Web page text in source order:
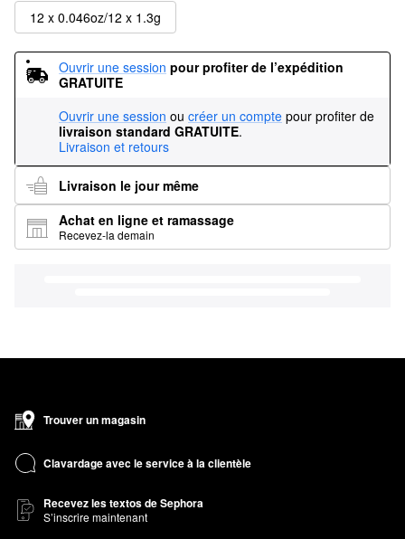
12 x 0.046oz/12 x 1.3g
Ouvrir une session pour profiter de l’expédition
GRATUITE
Ouvrir une session ou créer un compte pour profiter de
livraison standard GRATUITE.
Livraison et retours
Livraison le jour même
Achat en ligne et ramassage
Recevez-la demain
Trouver un magasin
Clavardage avec le service à la clientèle
Recevez les textos de Sephora
S’inscrire maintenant